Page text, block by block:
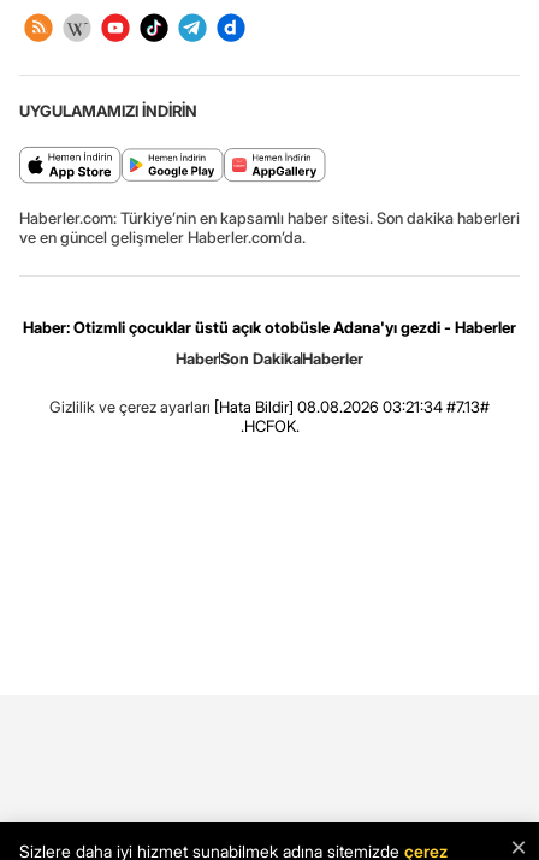
UYGULAMAMIZI İNDİRİN
Haberler.com: Türkiye’nin en kapsamlı haber sitesi. Son dakika haberleri
ve en güncel gelişmeler Haberler.com’da.
Haber: Otizmli çocuklar üstü açık otobüsle Adana'yı gezdi - Haberler
HaberSon DakikaHaberler
Gizlilik ve çerez ayarları [Hata Bildir] 08.08.2026 03:21:34 #7.13#
.HCFOK.
×
Sizlere daha iyi hizmet sunabilmek adına sitemizde çerez